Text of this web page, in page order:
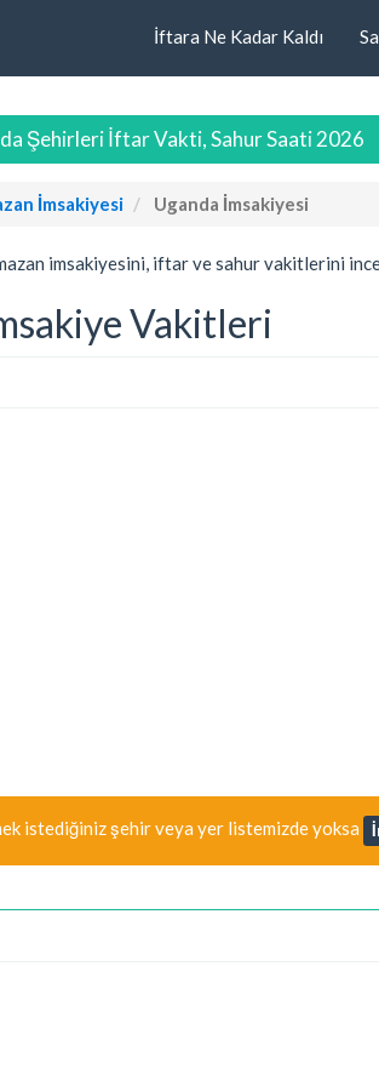
İftara Ne Kadar Kaldı
Şehirleri İftar Vakti, Sahur Saati 2026
İmsakiyesi Uganda İmsakiyesi
imsakiyesini, iftar ve sahur vakitlerini
Vakitleri
istediğiniz şehir veya yer listemizde yoksa